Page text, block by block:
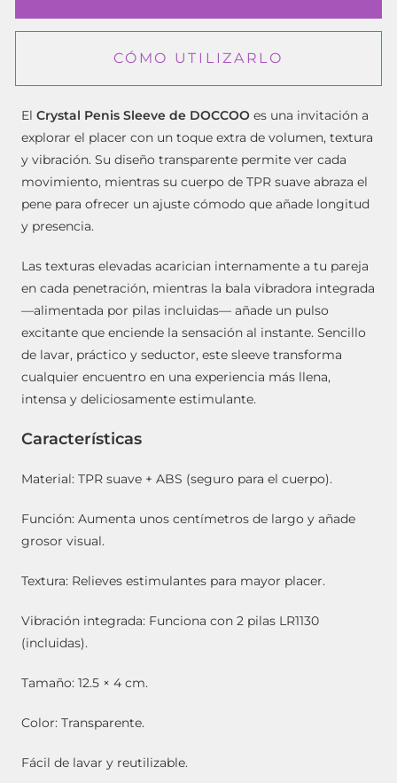
CÓMO UTILIZARLO
El Crystal Penis Sleeve de DOCCOO es una invitación a
explorar el placer con un toque extra de volumen, textura
y vibración. Su diseño transparente permite ver cada
movimiento, mientras su cuerpo de TPR suave abraza el
pene para ofrecer un ajuste cómodo que añade longitud
y presencia.
Las texturas elevadas acarician internamente a tu pareja
en cada penetración, mientras la bala vibradora integrada
—alimentada por pilas incluidas— añade un pulso
excitante que enciende la sensación al instante. Sencillo
de lavar, práctico y seductor, este sleeve transforma
cualquier encuentro en una experiencia más llena,
intensa y deliciosamente estimulante.
Características
Material: TPR suave + ABS (seguro para el cuerpo).
Función: Aumenta unos centímetros de largo y añade
grosor visual.
Textura: Relieves estimulantes para mayor placer.
Vibración integrada: Funciona con 2 pilas LR1130
(incluidas).
Tamaño: 12.5 × 4 cm.
Color: Transparente.
Fácil de lavar y reutilizable.